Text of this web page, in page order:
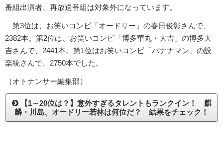
番組出演者、再放送番組は対象外になっています。
第3位は、お笑いコンビ「オードリー」の春日俊彰さんで、
2382本。第2位は、お笑いコンビ「博多華丸・大吉」の博多大
吉さんで、2441本。第1位はお笑いコンビ「バナナマン」の設
楽統さんで、2750本でした。
（オトナンサー編集部）
【1～20位は？】意外すぎるタレントもランクイン！ 麒
麟・川島、オードリー若林は何位だ？ 結果をチェック！